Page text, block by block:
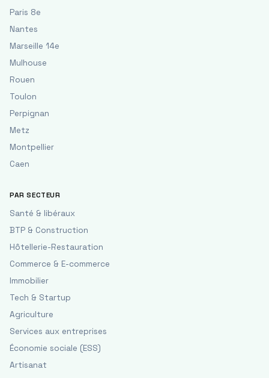
Paris 8e
Nantes
Marseille 14e
Mulhouse
Rouen
Toulon
Perpignan
Metz
Montpellier
Caen
PAR SECTEUR
Santé & libéraux
BTP & Construction
Hôtellerie-Restauration
Commerce & E-commerce
Immobilier
Tech & Startup
Agriculture
Services aux entreprises
Économie sociale (ESS)
Artisanat